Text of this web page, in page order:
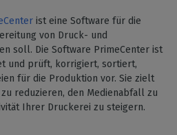
ist eine Software für die
von Druck- und
soll. Die Software PrimeCenter ist
und prüft, korrigiert, sortiert,
für die Produktion vor. Sie zielt
reduzieren, den Medienabfall zu
Ihrer Druckerei zu steigern.